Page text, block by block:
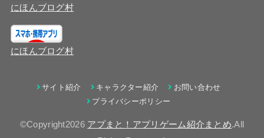
にほんブログ村
にほんブログ村
サイト紹介 キャラクター紹介
お問い合わせ
プライバシーポリシー
©Copyright2026 アプまと！アプリゲーム紹介まとめ.All